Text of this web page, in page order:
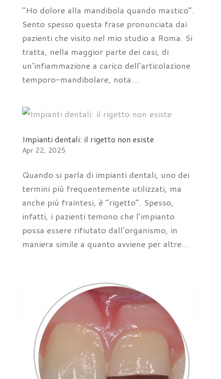
“Ho dolore alla mandibola quando mastico”.
Sento spesso questa frase pronunciata dai
pazienti che visito nel mio studio a Roma. Si
tratta, nella maggior parte dei casi, di
un’infiammazione a carico dell’articolazione
temporo-mandibolare, nota...
Impianti dentali: il rigetto non esiste
Apr 22, 2025
Quando si parla di impianti dentali, uno dei
termini più frequentemente utilizzati, ma
anche più fraintesi, è “rigetto”. Spesso,
infatti, i pazienti temono che l’impianto
possa essere rifiutato dall’organismo, in
maniera simile a quanto avviene per altre...